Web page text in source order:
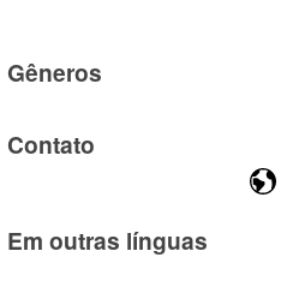
Gêneros
Contato
Em outras línguas